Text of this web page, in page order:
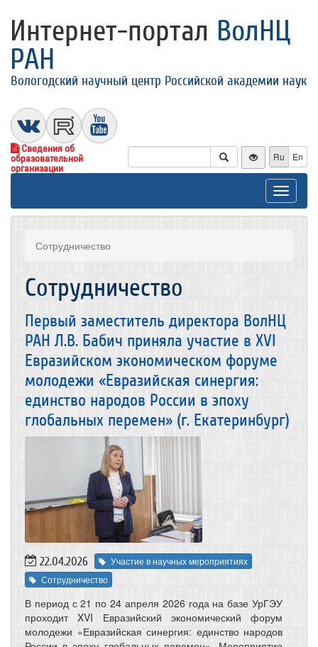
Интернет-портал ВолНЦ
РАН
Вологодский научный центр Российской академии наук
Сведения об
образовательной
организации
Ru En
Toggle
Сотрудничество
Сотрудничество
Первый заместитель директора ВолНЦ
РАН Л.В. Бабич приняла участие в XVI
Евразийском экономическом форуме
молодежи «Евразийская синергия:
единство народов России в эпоху
глобальных перемен» (г. Екатеринбург)
22.04.2026
Участие в научных мероприятиях
Сотрудничество
В период с 21 по 24 апреля 2026 года на базе УрГЭУ
проходит XVI Евразийский экономический форум
молодежи «Евразийская синергия: единство народов